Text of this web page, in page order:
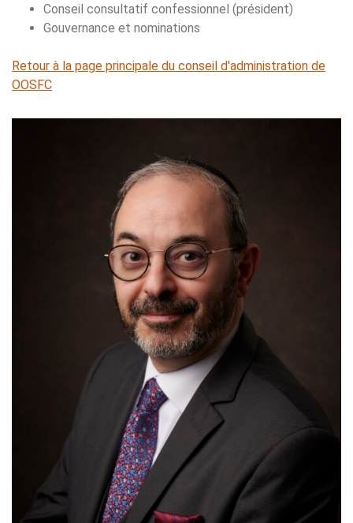
Conseil consultatif confessionnel (président)
Gouvernance et nominations
Retour à la page principale du conseil d'administration de
OOSFC